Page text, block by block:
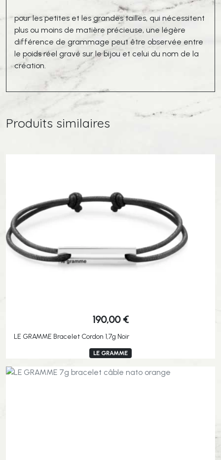
pour les petites et les grandes tailles, qui nécessitent
plus ou moins de matière précieuse, une légère
différence de grammage peut être observée entre
le poids réel gravé sur le bijou et celui du nom de la
création.
Produits similaires
190,00 €
LE GRAMME Bracelet Cordon 1,7g Noir
LE GRAMME